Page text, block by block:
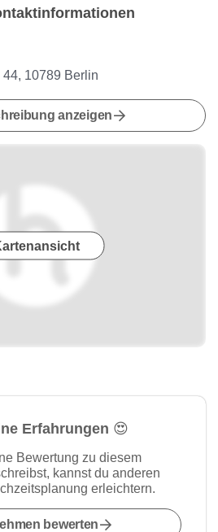
10789 Berlin
anzeigen
Erfahrungen 😍
Bewertung zu diesem
kannst du anderen
erleichtern.
bewerten